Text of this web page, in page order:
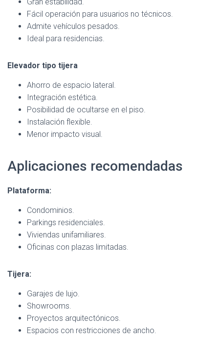
Fácil operación para usuarios no técnicos.
Admite vehículos pesados.
Ideal para residencias.
Elevador tipo tijera
Ahorro de espacio lateral.
Integración estética.
Posibilidad de ocultarse en el piso.
Instalación flexible.
Menor impacto visual.
Aplicaciones recomendadas
Plataforma:
Condominios.
Parkings residenciales.
Viviendas unifamiliares.
Oficinas con plazas limitadas.
Tijera:
Garajes de lujo.
Showrooms.
Proyectos arquitectónicos.
Espacios con restricciones de ancho.